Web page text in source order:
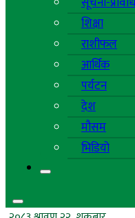
शिक्षा
राशीफल
आर्थिक
पर्यटन
देश
मौसम
भिडियो